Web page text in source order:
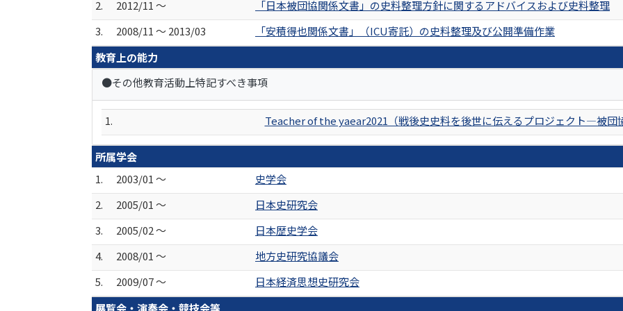
2.
2012/11 ～
「日本被団協関係文書」の史料整理方針に関するアドバイスおよび史料整理
3.
2008/11 ～ 2013/03
「安積得也関係文書」（ICU寄託）の史料整理及び公開準備作業
教育上の能力
●その他教育活動上特記すべき事項
1. Teacher of the yaear2021（戦後史史料を後世に伝えるプロジェクト―被団
所属学会
1.
2003/01 ～
史学会
2.
2005/01 ～
日本史研究会
3.
2005/02 ～
日本歴史学会
4.
2008/01 ～
地方史研究協議会
5.
2009/07 ～
日本経済思想史研究会
展覧会・演奏会・競技会等